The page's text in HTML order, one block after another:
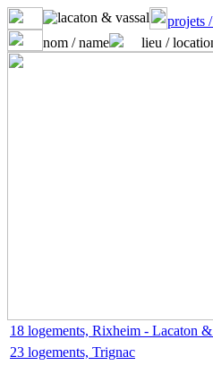
projets
nom / name
lieu /
18 logements, Rixheim - Lacaton &
23 logements, Trignac